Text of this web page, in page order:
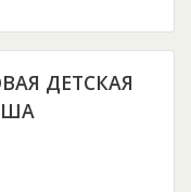
ДЕТСКАЯ